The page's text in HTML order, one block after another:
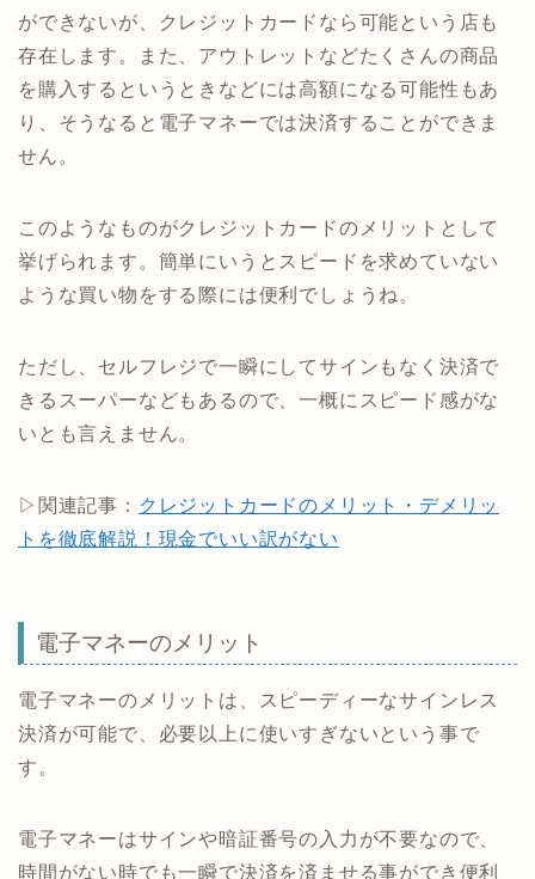
ができないが、クレジットカードなら可能という店も
存在します。また、アウトレットなどたくさんの商品
を購入するというときなどには高額になる可能性もあ
り、そうなると電子マネーでは決済することができま
せん。
このようなものがクレジットカードのメリットとして
挙げられます。簡単にいうとスピードを求めていない
ような買い物をする際には便利でしょうね。
ただし、セルフレジで一瞬にしてサインもなく決済で
きるスーパーなどもあるので、一概にスピード感がな
いとも言えません。
▷関連記事： クレジットカードのメリット・デメリッ
トを徹底解説！現金でいい訳がない
電子マネーのメリット
電子マネーのメリットは、スピーディーなサインレス
決済が可能で、必要以上に使いすぎないという事で
す。
電子マネーはサインや暗証番号の入力が不要なので、
時間がない時でも一瞬で決済を済ませる事ができ便利